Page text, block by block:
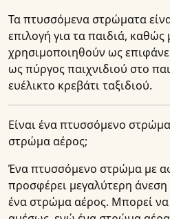
Τα πτυσσόμενα στρώματα
επιλογή για τα παιδιά,
χρησιμοποιηθούν ως
ως πύργος παιχνιδιού στο
ευέλικτο κρεβάτι ταξιδιού.
Είναι ένα πτυσσόμενο
στρώμα αέρος;
Ένα πτυσσόμενο στρώμα με
προσφέρει μεγαλύτερη
ένα στρώμα αέρος. Μπορεί να